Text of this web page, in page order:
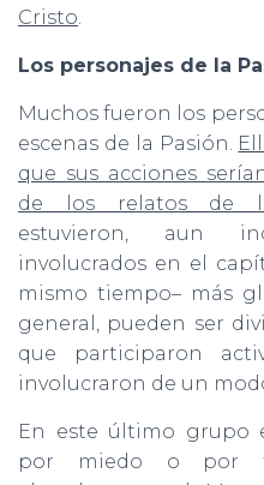
Cristo.
Los personajes de la
Muchos fueron los
escenas de la Pasión.
que sus acciones
de los relatos de
estuvieron, aun
involucrados en el
mismo tiempo– más
general, pueden ser
que participaron
involucraron de un
En este último grupo
por miedo o por